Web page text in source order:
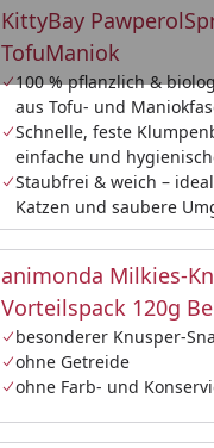
KittyBay
TofuManiok
100 % pflanzlich &
aus Tofu- und
Schnelle, feste
einfache und
Staubfrei & weich –
Katzen und saubere
animonda Milkies-
Vorteilspack 120g
Katzensnack
besonderer Knusper-
ohne Getreide
ohne Farb- und